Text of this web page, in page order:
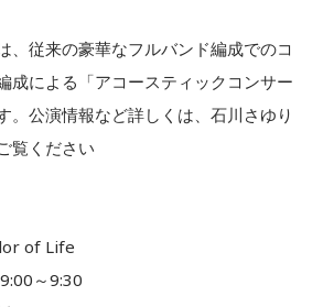
従来の豪華なフルバンド編成でのコ
成による「アコースティックコンサー
。公演情報など詳しくは、石川さゆり
覧ください
of Life
～9:30